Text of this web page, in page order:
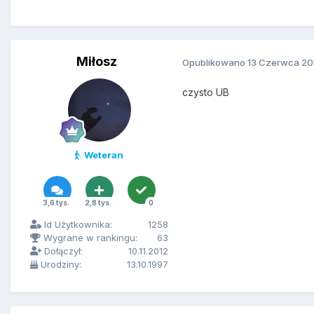
Miłosz
Weteran
3,6 tys. 2,8 tys. 0
Id Użytkownika:
1258
Wygrane w rankingu:
63
Dołączył:
10.11.2012
Urodziny:
13.10.1997
Opublikowano 13 Czerwca
czysto UB